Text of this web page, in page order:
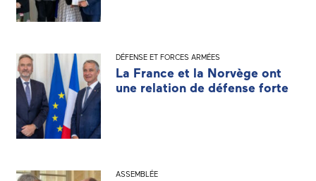
DÉFENSE ET FORCES ARMÉES
La France et la Norvège ont
une relation de défense forte
ASSEMBLÉE